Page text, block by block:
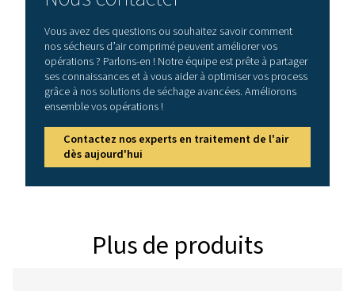
Modèle
l'entrée du